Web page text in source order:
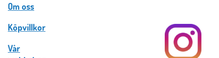
Om oss
Köpvillkor
Vår